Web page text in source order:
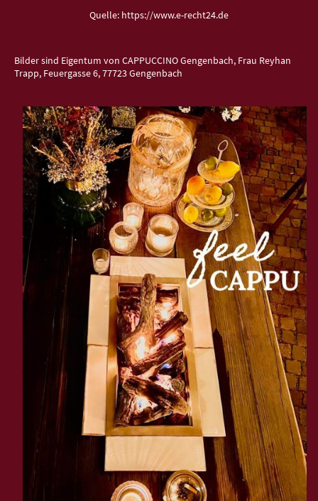
Quelle: https://www.e-recht24.de
Bilder sind Eigentum von CAPPUCCINO Gengenbach, Frau Reyhan
Trapp, Feuergasse 6, 77723 Gengenbach